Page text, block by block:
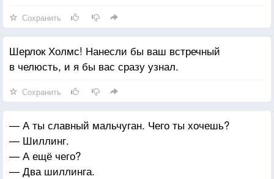
Сохранить
Шерлок Холмс! Нанесли бы ваш встречный
в челюсть, и я бы вас сразу узнал.
Сохранить
— А ты славный мальчуган. Чего ты хочешь?
— Шиллинг.
— А ещё чего?
— Два шиллинга.